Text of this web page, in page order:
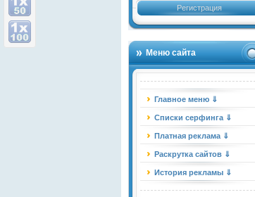
Регистрация
Меню сайта
Главное меню ⇓
Списки серфинга ⇓
Платная реклама ⇓
Раскрутка сайтов ⇓
История рекламы ⇓